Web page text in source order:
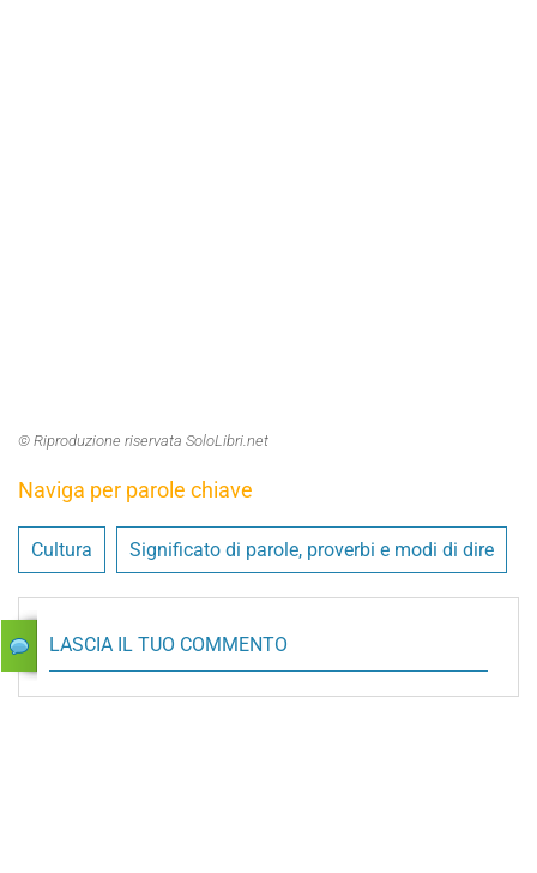
© Riproduzione riservata SoloLibri.net
Naviga per parole chiave
Cultura Significato di parole, proverbi e modi di dire
LASCIA IL TUO COMMENTO